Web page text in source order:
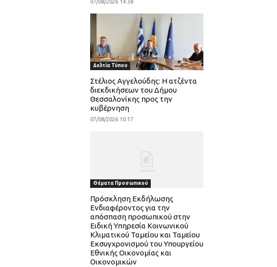
07/08/2026 14:38
Δελτία Τύπου
Στέλιος Αγγελούδης: Η ατζέντα
διεκδικήσεων του Δήμου
Θεσσαλονίκης προς την
κυβέρνηση
07/08/2026 10:17
Θέματα Προσωπικού
Πρόσκληση Εκδήλωσης
Ενδιαφέροντος για την
απόσπαση προσωπικού στην
Ειδική Υπηρεσία Κοινωνικού
Κλιματικού Ταμείου και Ταμείου
Εκσυγχρονισμού του Υπουργείου
Εθνικής Οικονομίας και
Οικονομικών